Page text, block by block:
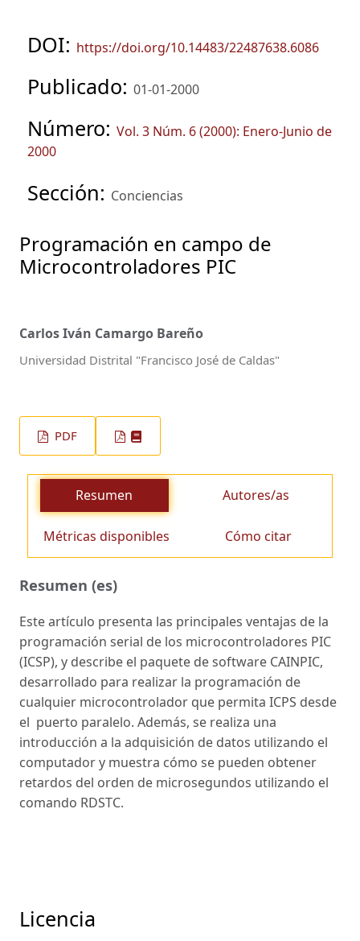
DOI: https://doi.org/10.14483/22487638.6086
Publicado: 01-01-2000
Número: Vol. 3 Núm. 6 (2000): Enero-Junio de
2000
Sección: Conciencias
Programación en campo de
Microcontroladores PIC
Carlos Iván Camargo Bareño
Universidad Distrital "Francisco José de Caldas"
PDF
Resumen Autores/as
Métricas disponibles Cómo citar
Resumen (es)
Este artículo presenta las principales ventajas de la
programación serial de los microcontroladores PIC
(ICSP), y describe el paquete de software CAINPIC,
desarrollado para realizar la programación de
cualquier microcontrolador que permita ICPS desde
el puerto paralelo. Además, se realiza una
introducción a la adquisición de datos utilizando el
computador y muestra cómo se pueden obtener
retardos del orden de microsegundos utilizando el
comando RDSTC.
Licencia